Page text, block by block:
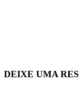
DEIXE UMA